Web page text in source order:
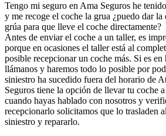
Tengo mi seguro en Ama Seguros he
y me recoge el coche la grua ¿puedo dar
grúa para que lleve el coche directamente?
Antes de enviar el coche a un taller, es
porque en ocasiones el taller está al
posible recepcionar un coche más. Si es en
llámanos y haremos todo lo posible por
siniestro ha sucedido fuera del horario de
Seguros tiene la opción de llevar tu coche
cuando hayas hablado con nosotros y
recepcionarlo solicitamos que lo trasladen
siniestro y repararlo.